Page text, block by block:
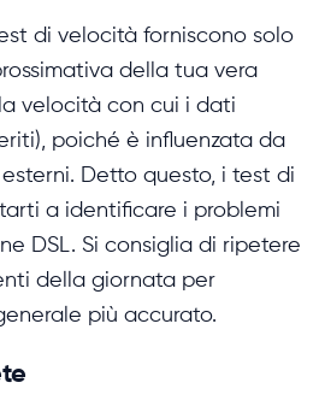
di velocità forniscono solo
della tua vera
velocità con cui i dati
poiché è influenzata da
Detto questo, i test di
a identificare i problemi
DSL. Si consiglia di ripetere
della giornata per
più accurato.